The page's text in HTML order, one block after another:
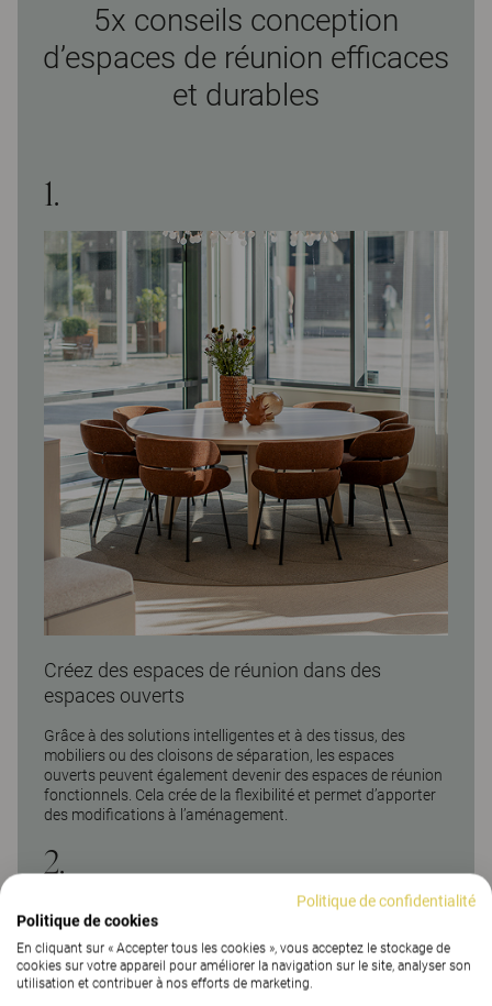
5x conseils conception
d’espaces de réunion efficaces
et durables
1.
Créez des espaces de réunion dans des
espaces ouverts
Grâce à des solutions intelligentes et à des tissus, des
mobiliers ou des cloisons de séparation, les espaces
ouverts peuvent également devenir des espaces de réunion
fonctionnels. Cela crée de la flexibilité et permet d’apporter
des modifications à l’aménagement.
2.
Politique de confidentialité
Politique de cookies
En cliquant sur « Accepter tous les cookies », vous acceptez le stockage de
cookies sur votre appareil pour améliorer la navigation sur le site, analyser son
utilisation et contribuer à nos efforts de marketing.